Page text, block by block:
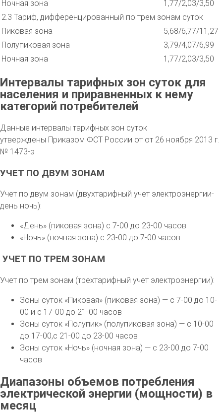
Ночная зона
1,77/2,03/3,50
2.3 Тариф, дифференцированный по трем зонам суток
Пиковая зона
5,68/6,77/11,27
Полупиковая зона
3,79/4,07/6,99
Ночная зона
1,77/2,03/3,50
Интервалы тарифных зон суток для
населения и приравненных к нему
категорий потребителей
Данные интервалы тарифных зон суток
утверждены Приказом ФСТ России от от 26 ноября 2013 г.
№ 1473-э
УЧЕТ ПО ДВУМ ЗОНАМ
Учет по двум зонам (двухтарифный учет электроэнергии-
день ночь):
«День» (пиковая зона) с 7-00 до 23-00 часов
«Ночь» (ночная зона) с 23-00 до 7-00 часов
УЧЕТ ПО ТРЕМ ЗОНАМ
Учет по трем зонам (трехтарифный учет электроэнергии):
Зоны суток «Пиковая» (пиковая зона) — с 7-00 до 10-
00 и с 17-00 до 21-00 часов
Зоны суток «Полупик» (полупиковая зона) — с 10-00
до 17-00,с 21-00 до 23-00 часов
Зоны суток «Ночь» (ночная зона) — с 23-00 до 7-00
часов
Диапазоны объемов потребления
электрической энергии (мощности) в
месяц